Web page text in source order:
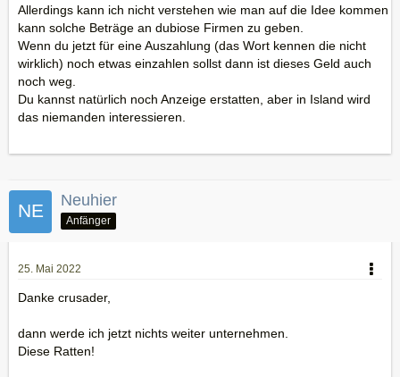
Allerdings kann ich nicht verstehen wie man auf die Idee kommen
kann solche Beträge an dubiose Firmen zu geben.
Wenn du jetzt für eine Auszahlung (das Wort kennen die nicht
wirklich) noch etwas einzahlen sollst dann ist dieses Geld auch
noch weg.
Du kannst natürlich noch Anzeige erstatten, aber in Island wird
das niemanden interessieren.
Neuhier
Anfänger
25. Mai 2022
Danke crusader,
dann werde ich jetzt nichts weiter unternehmen.
Diese Ratten!